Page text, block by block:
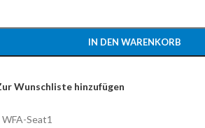
IN DEN WARENKORB
Wunschliste hinzufügen
WFA-Seat1